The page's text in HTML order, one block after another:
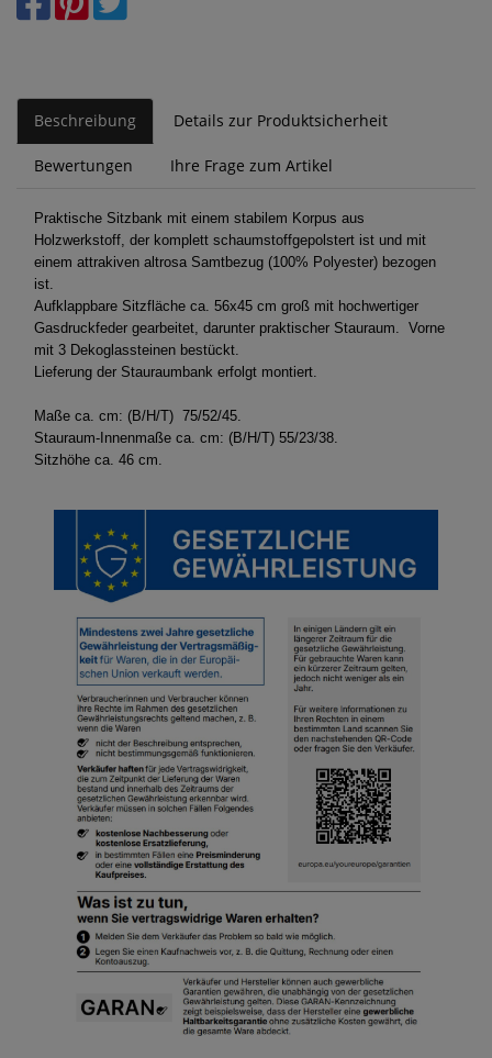
Beschreibung Details zur Produktsicherheit
Bewertungen Ihre Frage zum Artikel
Praktische Sitzbank mit einem stabilem Korpus aus
Holzwerkstoff, der komplett schaumstoffgepolstert ist und mit
einem attrakiven altrosa Samtbezug (100% Polyester) bezogen
ist.
Aufklappbare Sitzfläche ca. 56x45 cm groß mit hochwertiger
Gasdruckfeder gearbeitet, darunter praktischer Stauraum. Vorne
mit 3 Dekoglassteinen bestückt.
Lieferung der Stauraumbank erfolgt montiert.
Maße ca. cm: (B/H/T) 75/52/45.
Stauraum-Innenmaße ca. cm: (B/H/T) 55/23/38.
Sitzhöhe ca. 46 cm.